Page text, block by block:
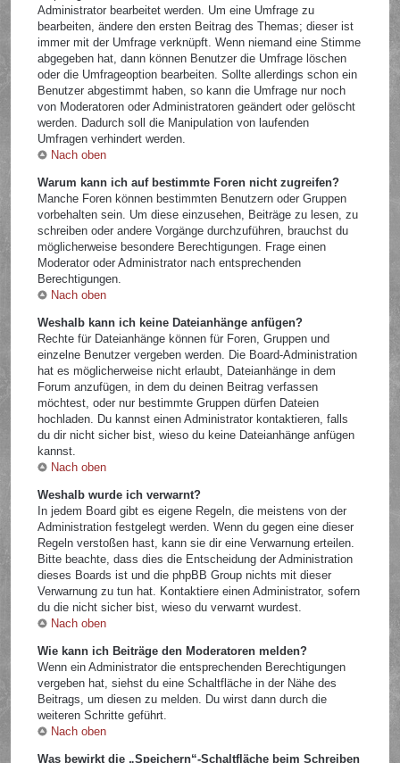
Administrator bearbeitet werden. Um eine Umfrage zu
bearbeiten, ändere den ersten Beitrag des Themas; dieser ist
immer mit der Umfrage verknüpft. Wenn niemand eine Stimme
abgegeben hat, dann können Benutzer die Umfrage löschen
oder die Umfrageoption bearbeiten. Sollte allerdings schon ein
Benutzer abgestimmt haben, so kann die Umfrage nur noch
von Moderatoren oder Administratoren geändert oder gelöscht
werden. Dadurch soll die Manipulation von laufenden
Umfragen verhindert werden.
Nach oben
Warum kann ich auf bestimmte Foren nicht zugreifen?
Manche Foren können bestimmten Benutzern oder Gruppen
vorbehalten sein. Um diese einzusehen, Beiträge zu lesen, zu
schreiben oder andere Vorgänge durchzuführen, brauchst du
möglicherweise besondere Berechtigungen. Frage einen
Moderator oder Administrator nach entsprechenden
Berechtigungen.
Nach oben
Weshalb kann ich keine Dateianhänge anfügen?
Rechte für Dateianhänge können für Foren, Gruppen und
einzelne Benutzer vergeben werden. Die Board-Administration
hat es möglicherweise nicht erlaubt, Dateianhänge in dem
Forum anzufügen, in dem du deinen Beitrag verfassen
möchtest, oder nur bestimmte Gruppen dürfen Dateien
hochladen. Du kannst einen Administrator kontaktieren, falls
du dir nicht sicher bist, wieso du keine Dateianhänge anfügen
kannst.
Nach oben
Weshalb wurde ich verwarnt?
In jedem Board gibt es eigene Regeln, die meistens von der
Administration festgelegt werden. Wenn du gegen eine dieser
Regeln verstoßen hast, kann sie dir eine Verwarnung erteilen.
Bitte beachte, dass dies die Entscheidung der Administration
dieses Boards ist und die phpBB Group nichts mit dieser
Verwarnung zu tun hat. Kontaktiere einen Administrator, sofern
du die nicht sicher bist, wieso du verwarnt wurdest.
Nach oben
Wie kann ich Beiträge den Moderatoren melden?
Wenn ein Administrator die entsprechenden Berechtigungen
vergeben hat, siehst du eine Schaltfläche in der Nähe des
Beitrags, um diesen zu melden. Du wirst dann durch die
weiteren Schritte geführt.
Nach oben
Was bewirkt die „Speichern“-Schaltfläche beim Schreiben